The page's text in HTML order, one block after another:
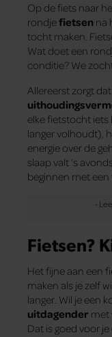
Op de fiets naar
rondjefietsen na
tocht maken.
Wat doet een
conditie? We
Allereerst zorgt
elke fietstocht
langer volhoudt),
energie over de
slaap valt ’s
beginnen met
Fietsen?
Het fijne aan een
maken als je zelf
langer. Wil je een
uitdagender met
Dat is goed voor